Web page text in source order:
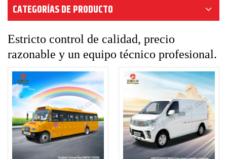
CATEGORÍAS DE PRODUCTO
Estricto control de calidad, precio
razonable y un equipo técnico profesional.